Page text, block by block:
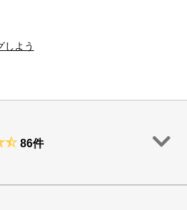
しよう
86件